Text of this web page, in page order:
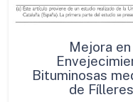
Mejora
Bituminosas
de